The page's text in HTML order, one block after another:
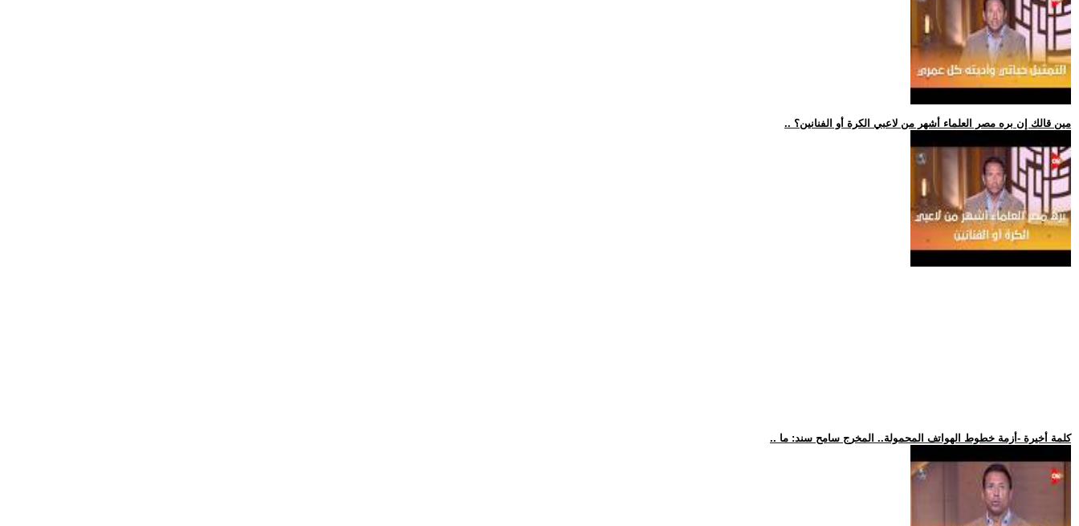
.. مين قالك إن بره مصر العلماء أشهر من لاعبي الكرة أو الفنانين؟
.. كلمة أخيرة -أزمة خطوط الهواتف المحمولة.. المخرج سامح سند: ما